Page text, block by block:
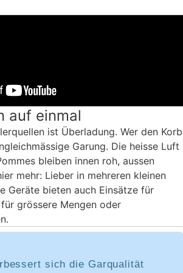
auf einmal
ist Überladung. Wer den Korb
Garung. Die heisse Luft
bleiben innen roh, aussen
mehr: Lieber in mehreren kleinen
Geräte bieten auch Einsätze für
grössere Mengen oder
sich die Garqualität